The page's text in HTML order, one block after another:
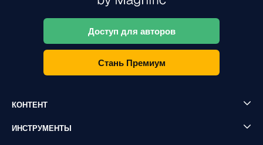
Доступ для авторов
Стань Премиум
КОНТЕНТ
ИНСТРУМЕНТЫ